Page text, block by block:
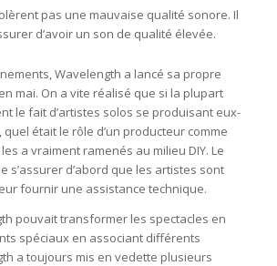
pas une mauvaise qualité sonore. Il
d’avoir un son de qualité élevée.
Wavelength a lancé sa propre
mai. On a vite réalisé que si la plupart
le fait d’artistes solos se produisant eux-
quel était le rôle d’un producteur comme
a vraiment ramenés au milieu DIY. Le
s’assurer d’abord que les artistes sont
fournir une assistance technique.
pouvait transformer les spectacles en
spéciaux en associant différents
a toujours mis en vedette plusieurs